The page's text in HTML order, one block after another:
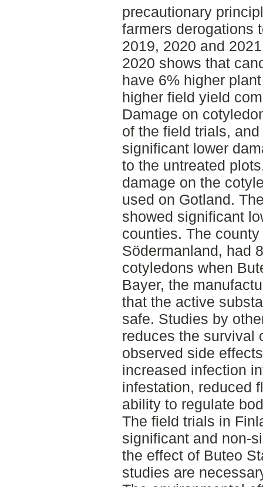
precautionary
farmers derogations
2019, 2020 and
2020 shows that
have 6% higher
higher field yield
Damage on
of the field trials,
significant lower
to the untreated
damage on the
used on Gotland.
showed significant
counties. The
Södermanland, had
cotyledons when
Bayer, the
that the active
safe. Studies by
reduces the survival
observed side
increased infection
infestation, reduced
ability to regulate
The field trials in
significant and non-
the effect of Buteo
studies are